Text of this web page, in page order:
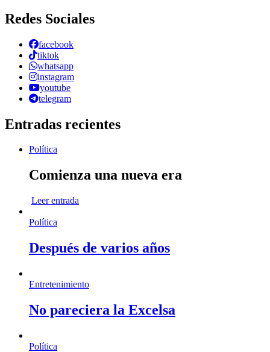
Redes Sociales
facebook
tiktok
whatsapp
instagram
youtube
telegram
Entradas recientes
Política
Comienza una nueva era
Leer entrada
Política
Después de varios años
Entretenimiento
No pareciera la Excelsa
Política